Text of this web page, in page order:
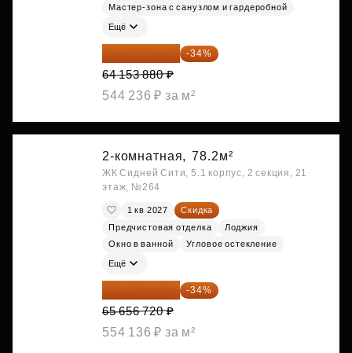
Мастер-зона с санузлом и гардеробной
Ещё
42 341 561 ₽ -34%
64 153 880 ₽
544 236 ₽ за м²
2-комнатная, 78.2м²
ЖК Сидней Сити, 5.1 корпус, 2 секция, 21
этаж, №264
1 кв 2027
Скидка
Предчистовая отделка
Лоджия
Окно в ванной
Угловое остекление
Ещё
43 333 435 ₽ -34%
65 656 720 ₽
554 136 ₽ за м²